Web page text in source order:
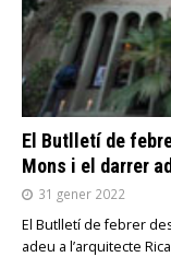
El Butlletí de
Mons i el darrer
31 gener 2022
El Butlletí de febrer
adeu a l’arquitecte